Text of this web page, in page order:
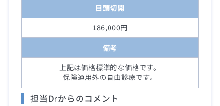
目頭切開
186,000円
備考
上記は価格標準的な価格です。
保険適用外の自由診療です。
担当Drからのコメント